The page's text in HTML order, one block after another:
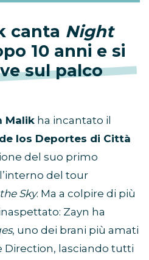
canta Night
10 anni e si
sul palco
Malik ha incantato il
los Deportes di Città
del suo primo
del tour
Sky. Ma a colpire di più
Zayn ha
, uno dei brani più amati
Direction, lasciando tutti